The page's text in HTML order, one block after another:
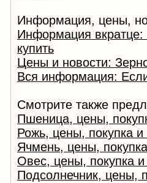
Информация, цены,
Информация
купить
Цены и новости:
Вся информация:
Смотрите также
Пшеница, цены,
Рожь, цены, покупка
Ячмень, цены,
Овес, цены, покупка
Подсолнечник, цены,